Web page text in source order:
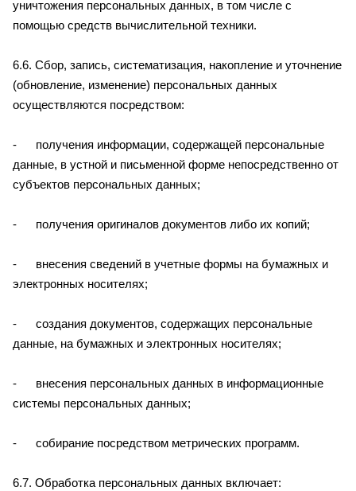
уничтожения персональных данных, в том числе с
помощью средств вычислительной техники.
6.6. Сбор, запись, систематизация, накопление и уточнение
(обновление, изменение) персональных данных
осуществляются посредством:
- получения информации, содержащей персональные
данные, в устной и письменной форме непосредственно от
субъектов персональных данных;
- получения оригиналов документов либо их копий;
- внесения сведений в учетные формы на бумажных и
электронных носителях;
- создания документов, содержащих персональные
данные, на бумажных и электронных носителях;
- внесения персональных данных в информационные
системы персональных данных;
- собирание посредством метрических программ.
6.7. Обработка персональных данных включает: